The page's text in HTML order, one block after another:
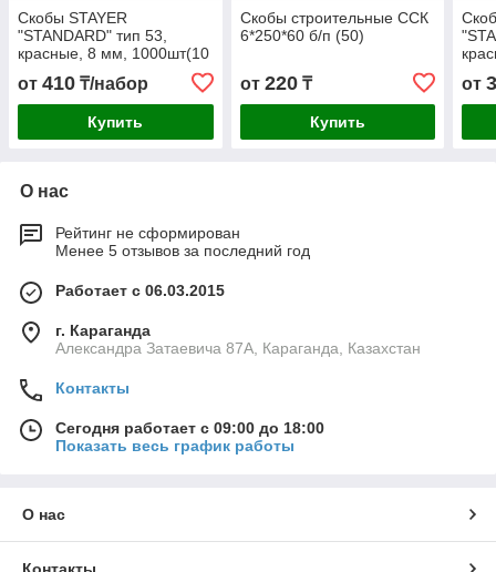
Скобы STAYER
"STANDARD" тип 53,
красные, 8 мм, 1000шт(10
от 410 ₸/набор
Купить
Скобы строительные ССК
6*250*60 б/п (50)
от 220₸
Купить
от
О нас
Рейтинг не сформирован
Менее 5 отзывов за последний год
Работает с 06.03.2015
г. Караганда
Александра Затаевича 87А, Караганда, Казахстан
Контакты
Сегодня работает с 09:00 до 18:00
Показать весь график работы
О нас